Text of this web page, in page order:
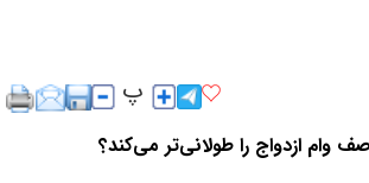
ازدواج را طولانی‌تر می‌کند؟